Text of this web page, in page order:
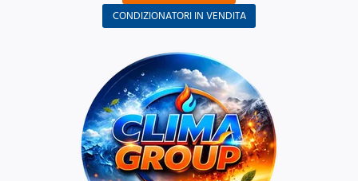
CONDIZIONATORI IN VENDITA